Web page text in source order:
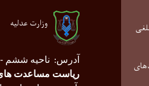
وزارت عدلیه
آدرس: ناحیه ششم -
ریاست مساعدت